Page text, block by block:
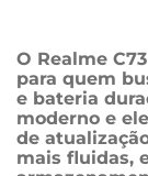
O Realme
para quem
e bateria
moderno e
de
mais fluidas,